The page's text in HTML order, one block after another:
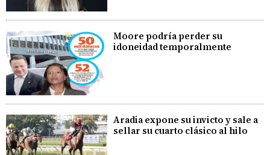
Moore podría perder su
idoneidad temporalmente
Aradia expone su invicto y sale a
sellar su cuarto clásico al hilo